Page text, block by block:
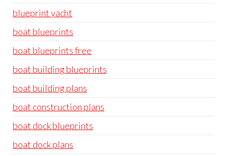
blueprint yacht
boat blueprints
boat blueprints free
boat building blueprints
boat building plans
boat construction plans
boat dock blueprints
boat dock plans